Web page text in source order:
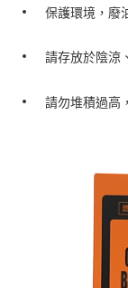
保護環境，廢
請存放於陰涼
請勿堆積過高